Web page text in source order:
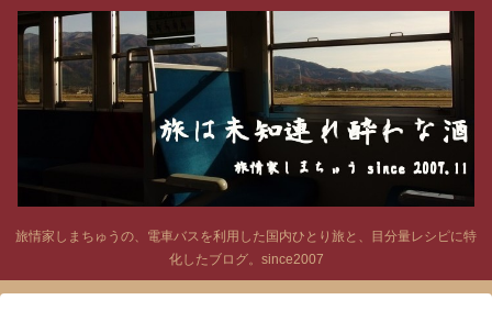
旅情家しまちゅうの、電車バスを利用した国内ひとり旅と、目分量レシピに特
化したブログ。since2007